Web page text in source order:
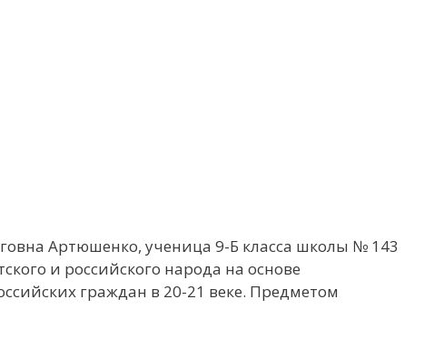
Артюшенко, ученица 9-Б класса школы № 143
и российского народа на основе
граждан в 20-21 веке. Предметом